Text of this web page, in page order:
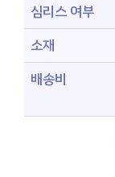
심리스 여부
소재
배송비